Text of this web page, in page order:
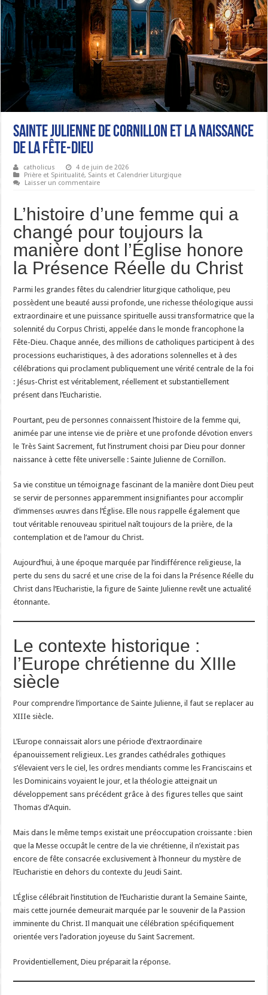
Sainte Julienne de Cornillon et la Naissance
de la Fête-Dieu
catholicus
4 de juin de 2026
Prière et Spiritualité, Saints et Calendrier Liturgique
Laisser un commentaire
L’histoire d’une femme qui a
changé pour toujours la
manière dont l’Église honore
la Présence Réelle du Christ
Parmi les grandes fêtes du calendrier liturgique catholique, peu
possèdent une beauté aussi profonde, une richesse théologique aussi
extraordinaire et une puissance spirituelle aussi transformatrice que la
solennité du Corpus Christi, appelée dans le monde francophone la
Fête-Dieu. Chaque année, des millions de catholiques participent à des
processions eucharistiques, à des adorations solennelles et à des
célébrations qui proclament publiquement une vérité centrale de la foi
: Jésus-Christ est véritablement, réellement et substantiellement
présent dans l’Eucharistie.
Pourtant, peu de personnes connaissent l’histoire de la femme qui,
animée par une intense vie de prière et une profonde dévotion envers
le Très Saint Sacrement, fut l’instrument choisi par Dieu pour donner
naissance à cette fête universelle : Sainte Julienne de Cornillon.
Sa vie constitue un témoignage fascinant de la manière dont Dieu peut
se servir de personnes apparemment insignifiantes pour accomplir
d’immenses œuvres dans l’Église. Elle nous rappelle également que
tout véritable renouveau spirituel naît toujours de la prière, de la
contemplation et de l’amour du Christ.
Aujourd’hui, à une époque marquée par l’indifférence religieuse, la
perte du sens du sacré et une crise de la foi dans la Présence Réelle du
Christ dans l’Eucharistie, la figure de Sainte Julienne revêt une actualité
étonnante.
Le contexte historique :
l’Europe chrétienne du XIIIe
siècle
Pour comprendre l’importance de Sainte Julienne, il faut se replacer au
XIIIe siècle.
L’Europe connaissait alors une période d’extraordinaire
épanouissement religieux. Les grandes cathédrales gothiques
s’élevaient vers le ciel, les ordres mendiants comme les Franciscains et
les Dominicains voyaient le jour, et la théologie atteignait un
développement sans précédent grâce à des figures telles que saint
Thomas d’Aquin.
Mais dans le même temps existait une préoccupation croissante : bien
que la Messe occupât le centre de la vie chrétienne, il n’existait pas
encore de fête consacrée exclusivement à l’honneur du mystère de
l’Eucharistie en dehors du contexte du Jeudi Saint.
L’Église célébrait l’institution de l’Eucharistie durant la Semaine Sainte,
mais cette journée demeurait marquée par le souvenir de la Passion
imminente du Christ. Il manquait une célébration spécifiquement
orientée vers l’adoration joyeuse du Saint Sacrement.
Providentiellement, Dieu préparait la réponse.